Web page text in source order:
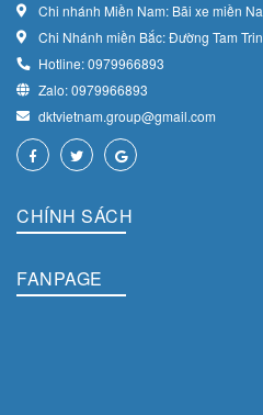
Chi nhánh Miền Nam: Bãi xe miền
Chi Nhánh miền Bắc: Đường Tam
Hotline: 0979966893
Zalo: 0979966893
dktvietnam.group@gmail.com
CHÍNH SÁCH
FANPAGE